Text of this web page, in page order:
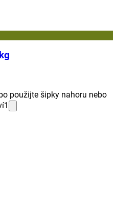
použijte šipky nahoru nebo
1